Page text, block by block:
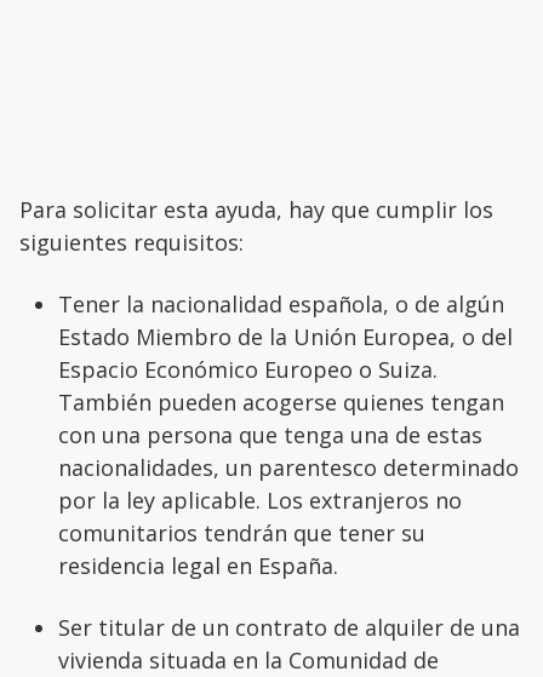
Para solicitar esta ayuda, hay que cumplir los
siguientes requisitos:
Tener la nacionalidad española, o de algún
Estado Miembro de la Unión Europea, o del
Espacio Económico Europeo o Suiza.
También pueden acogerse quienes tengan
con una persona que tenga una de estas
nacionalidades, un parentesco determinado
por la ley aplicable. Los extranjeros no
comunitarios tendrán que tener su
residencia legal en España.
Ser titular de un contrato de alquiler de una
vivienda situada en la Comunidad de